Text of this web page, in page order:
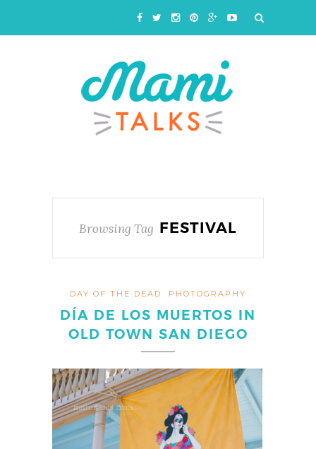
Browsing Tag FESTIVAL
DAY OF THE DEAD PHOTOGRAPHY
DÍA DE LOS MUERTOS IN
OLD TOWN SAN DIEGO